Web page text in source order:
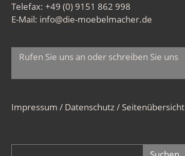
Telefax: +49 (0) 9151 862 998
E-Mail: info@die-moebelmacher.de
Rufen Sie uns an oder schreiben Sie uns
Impressum / Datenschutz/ Seitenübersicht